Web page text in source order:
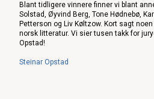
Blant tidligere vinnere finner vi blant
Solstad, Øyvind Berg, Tone Hødnebø,
Petterson og Liv Køltzow. Kort sagt
norsk litteratur. Vi sier tusen takk for
Opstad!
Steinar Opstad